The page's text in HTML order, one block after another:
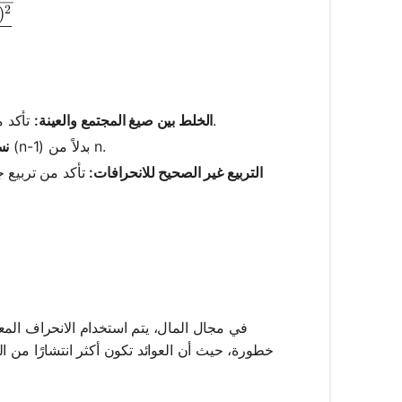
= \sqrt{\frac{\Sigma (x - \mu)^2}{n-1}}
2
الخلط بين صيغ المجتمع والعينة:تأكد من استخدام الصيغة الصحيحة بناءً على ما إذا كنت تتعامل مع مجتمع أو عينة.
عند حساب الانحراف المعياري للعينة، تذكر القسمة على (n-1) بدلاً من n.
التربيع غير الصحيح للانحرافات: تأكد من
في مجال المال، يتم استخدام الانحراف
خطورة، حيث أن العوائد تكون أكثر انتشارًا من